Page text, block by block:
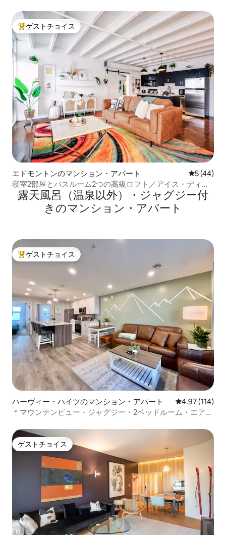
大好評のゲストチョイスです。
ゲストチョイス
エドモントンのマンション・アパート レビュー
5 (44)
寝室2部屋とバスルーム2つの高級ロフト／アイス・ディス
トリクト／暖房付き駐車場
露天風呂（温泉以外）・ジャグジー付
きのマンション・アパート
大好評のゲストチョイスです。
ゲストチョイス
ハーヴィー・ハイツのマンション・アパート レビュー114
4.97 (114)
＊マウンテンビュー・ジャグジー・2ベッドルーム・エアコ
ゲストチョイス
ゲストチョイス